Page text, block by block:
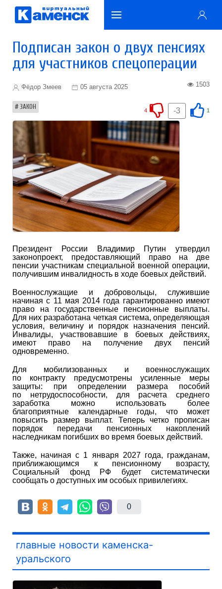
Подписан закон о двух пенсиях
для участников спецоперации
Фёдор Змеев 05 августа 2025 1503
ЗАКОН 1
-3
4
Президент России Владимир Путин утвердил
законопроект, предоставляющий право на две
пенсии участникам специальной военной операции,
получившим инвалидность в ходе боевых действий.
Военнослужащие и добровольцы, служившие
начиная с 11 мая 2014 года гарантированно имеют
право на государственные пенсионные выплаты.
Для них разработана четкая система, определяющая
условия, величину и порядок назначения пенсий.
Инвалиды, участвовавшие в боевых действиях,
имеют право на получение двух пенсий
одновременно.
Для мобилизованных и военнослужащих
по контракту предусмотрены усиленные меры
защиты: при определении размера пособий
по нетрудоспособности, для расчета среднего
заработка можно использовать более
благоприятные календарные годы, что может
повысить размер выплат. Теперь четко прописан
порядок передачи пенсионных накоплений
наследникам погибших во время боевых действий.
Также, начиная с 1 января 2027 года, гражданам,
приближающимся к пенсионному возрасту,
Социальный фонд РФ будет систематически
сообщать о доступных им особых привилегиях.
0
главные новости каменска-
уральского